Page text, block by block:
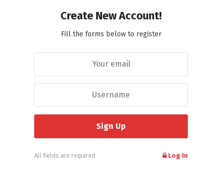
Create New Account!
Fill the forms below to register
All fields are required. Log In